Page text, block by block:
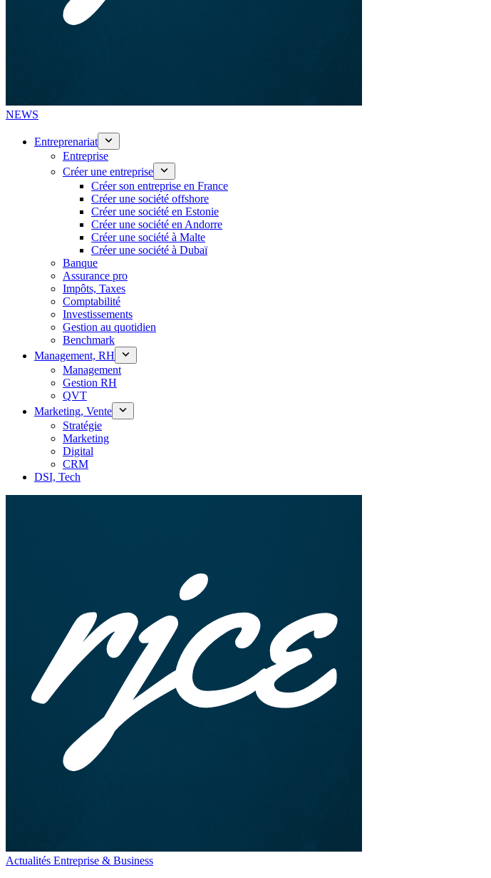
NEWS
Entreprenariat
Entreprise
Créer une entreprise
Créer son entreprise en France
Créer une société offshore
Créer une société en Estonie
Créer une société en Andorre
Créer une société à Malte
Créer une société à Dubaï
Banque
Assurance pro
Impôts, Taxes
Comptabilité
Investissements
Gestion au quotidien
Benchmark
Management, RH
Management
Gestion RH
QVT
Marketing, Vente
Stratégie
Marketing
Digital
CRM
DSI, Tech
Actualités Entreprise & Business